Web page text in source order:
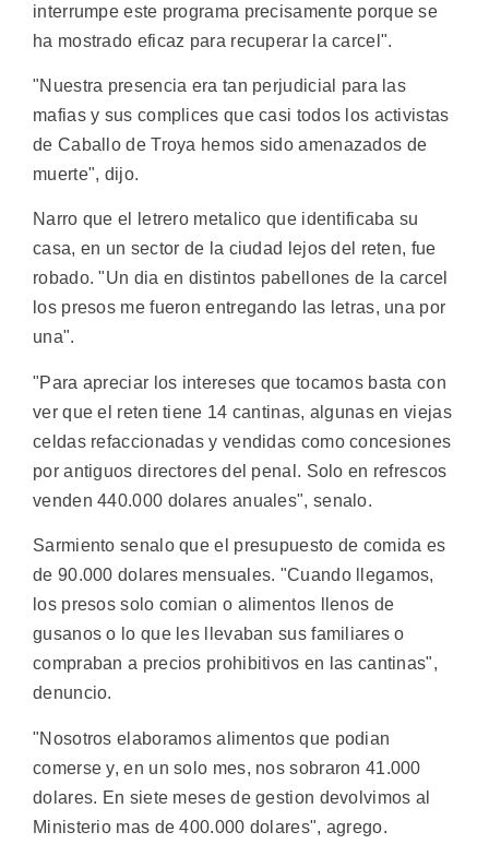
interrumpe este programa precisamente porque se
ha mostrado eficaz para recuperar la carcel".
"Nuestra presencia era tan perjudicial para las
mafias y sus complices que casi todos los activistas
de Caballo de Troya hemos sido amenazados de
muerte", dijo.
Narro que el letrero metalico que identificaba su
casa, en un sector de la ciudad lejos del reten, fue
robado. "Un dia en distintos pabellones de la carcel
los presos me fueron entregando las letras, una por
una".
"Para apreciar los intereses que tocamos basta con
ver que el reten tiene 14 cantinas, algunas en viejas
celdas refaccionadas y vendidas como concesiones
por antiguos directores del penal. Solo en refrescos
venden 440.000 dolares anuales", senalo.
Sarmiento senalo que el presupuesto de comida es
de 90.000 dolares mensuales. "Cuando llegamos,
los presos solo comian o alimentos llenos de
gusanos o lo que les llevaban sus familiares o
compraban a precios prohibitivos en las cantinas",
denuncio.
"Nosotros elaboramos alimentos que podian
comerse y, en un solo mes, nos sobraron 41.000
dolares. En siete meses de gestion devolvimos al
Ministerio mas de 400.000 dolares", agrego.